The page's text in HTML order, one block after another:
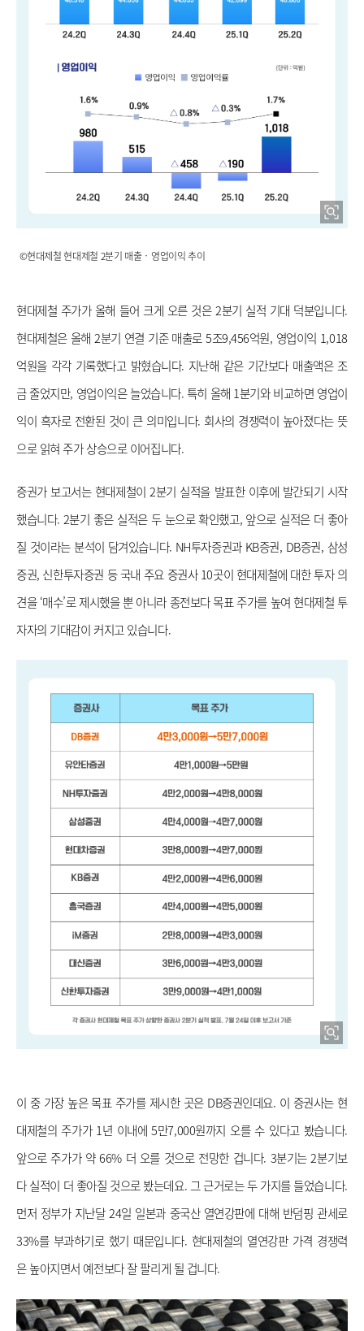
©현대제철 현대제철 2분기 매출‧영업이익 추이
현대제철 주가가 올해 들어 크게 오른 것은 2분기 실적 기대 덕분입니다.
현대제철은 올해 2분기 연결 기준 매출로 5조9,456억원, 영업이익 1,018
억원을 각각 기록했다고 밝혔습니다. 지난해 같은 기간보다 매출액은 조
금 줄었지만, 영업이익은 늘었습니다. 특히 올해 1분기와 비교하면 영업이
익이 흑자로 전환된 것이 큰 의미입니다. 회사의 경쟁력이 높아졌다는 뜻
으로 읽혀 주가 상승으로 이어집니다.
증권가 보고서는 현대제철이 2분기 실적을 발표한 이후에 발간되기 시작
했습니다. 2분기 좋은 실적은 두 눈으로 확인했고, 앞으로 실적은 더 좋아
질 것이라는 분석이 담겨있습니다. NH투자증권과 KB증권, DB증권, 삼성
증권, 신한투자증권 등 국내 주요 증권사 10곳이 현대제철에 대한 투자 의
견을 ‘매수’로 제시했을 뿐 아니라 종전보다 목표 주가를 높여 현대제철 투
자자의 기대감이 커지고 있습니다.
이 중 가장 높은 목표 주가를 제시한 곳은 DB증권인데요. 이 증권사는 현
대제철의 주가가 1년 이내에 5만7,000원까지 오를 수 있다고 봤습니다.
앞으로 주가가 약 66% 더 오를 것으로 전망한 겁니다. 3분기는 2분기보
다 실적이 더 좋아질 것으로 봤는데요. 그 근거로는 두 가지를 들었습니다.
먼저 정부가 지난달 24일 일본과 중국산 열연강판에 대해 반덤핑 관세로
33%를 부과하기로 했기 때문입니다. 현대제철의 열연강판 가격 경쟁력
은 높아지면서 예전보다 잘 팔리게 될 겁니다.